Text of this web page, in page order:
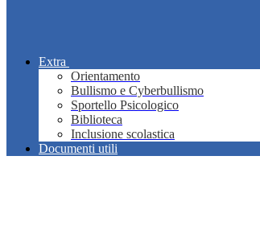
Extra
Orientamento
Bullismo e Cyberbullismo
Sportello Psicologico
Biblioteca
Inclusione scolastica
Documenti utili